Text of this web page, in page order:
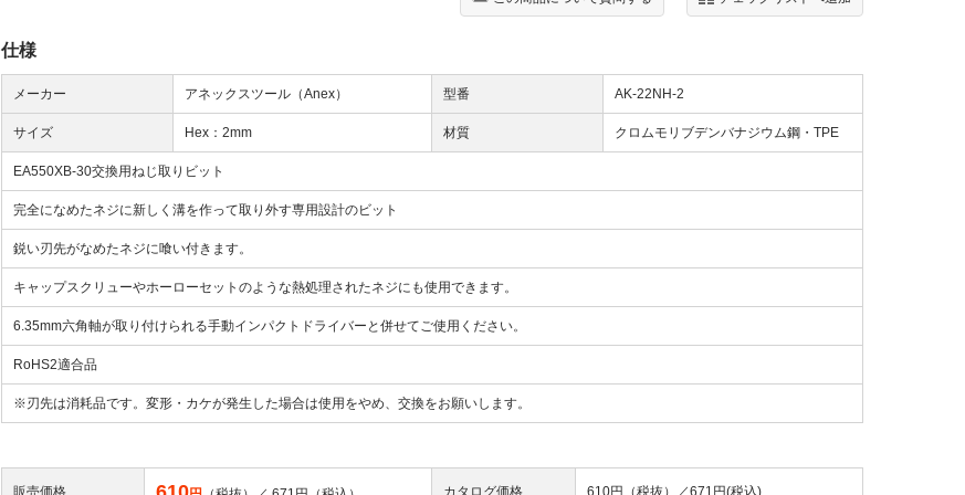
仕様
メーカー アネックスツール（Anex） 型番 AK-22NH-2
サイズ Hex：2mm 材質 クロムモリブデンバナジウム鋼・TPE
EA550XB-30交換用ねじ取りビット
完全になめたネジに新しく溝を作って取り外す専用設計のビット
鋭い刃先がなめたネジに喰い付きます。
キャップスクリューやホーローセットのような熱処理されたネジにも使用できます。
6.35mm六角軸が取り付けられる手動インパクトドライバーと併せてご使用ください。
RoHS2適合品
※刃先は消耗品です。変形・カケが発生した場合は使用をやめ、交換をお願いします。
販売価格 カタログ価格 610円（税抜）／671円(税込)